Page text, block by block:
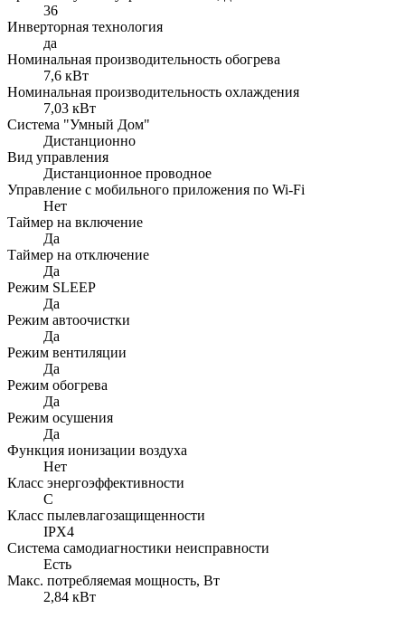
36
Инверторная технология
да
Номинальная производительность обогрева
7,6 кВт
Номинальная производительность охлаждения
7,03 кВт
Система "Умный Дом"
Дистанционно
Вид управления
Дистанционное проводное
Управление c мобильного приложения по Wi-Fi
Нет
Таймер на включение
Да
Таймер на отключение
Да
Режим SLEEP
Да
Режим автоочистки
Да
Режим вентиляции
Да
Режим обогрева
Да
Режим осушения
Да
Функция ионизации воздуха
Нет
Класс энергоэффективности
С
Класс пылевлагозащищенности
IPX4
Система самодиагностики неисправности
Есть
Макс. потребляемая мощность, Вт
2,84 кВт